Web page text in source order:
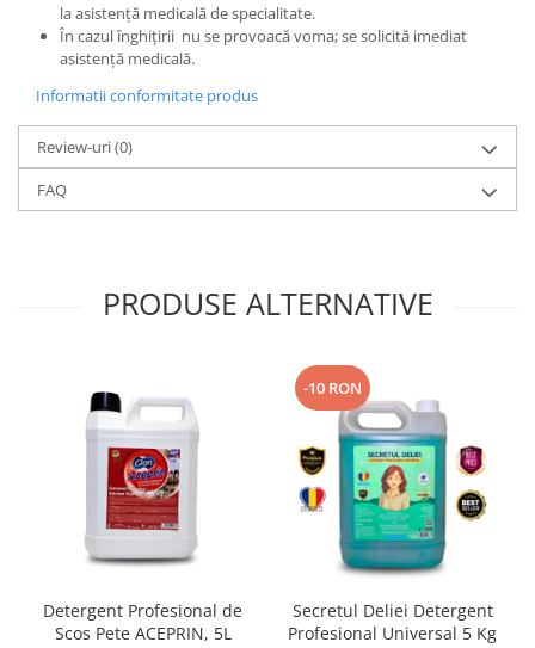
la asistență medicală de specialitate.
În cazul înghițirii nu se provoacă voma; se solicită imediat
asistență medicală.
Informatii conformitate produs
Review-uri(0)
FAQ
PRODUSE ALTERNATIVE
Detergent Profesional de
Scos Pete ACEPRIN, 5L
-10 RON
Secretul Deliei Detergent
Profesional Universal 5 Kg